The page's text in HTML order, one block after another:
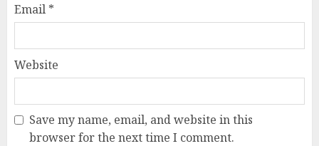
Email *
Website
Save my name, email, and website in this
browser for the next time I comment.